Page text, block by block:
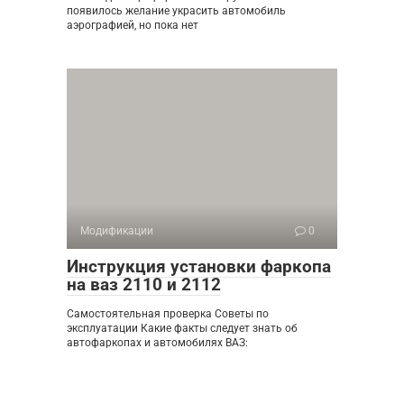
появилось желание украсить автомобиль
аэрографией, но пока нет
Модификации 0
Инструкция установки фаркопа
на ваз 2110 и 2112
Самостоятельная проверка Советы по
эксплуатации Какие факты следует знать об
автофаркопах и автомобилях ВАЗ: